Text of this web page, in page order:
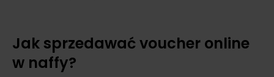
Jak sprzedawać voucher online
w naffy?